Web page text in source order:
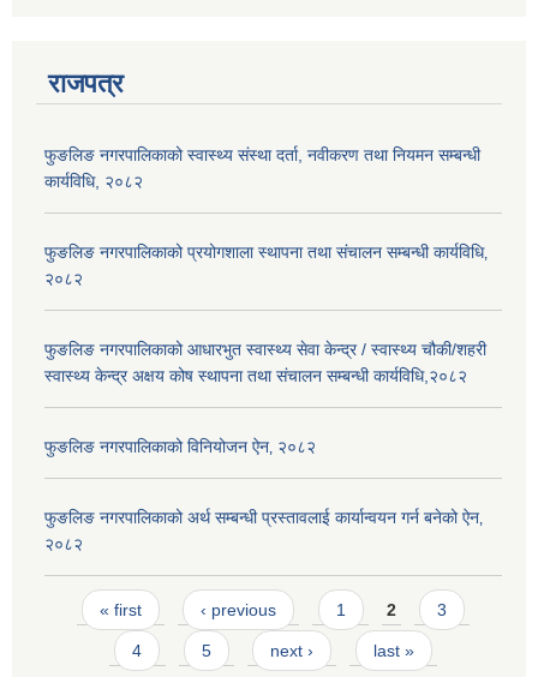
राजपत्र
फुङलिङ नगरपालिकाको स्वास्थ्य संस्था दर्ता, नवीकरण तथा नियमन सम्बन्धी
कार्यविधि, २०८२
फुङलिङ नगरपालिकाको प्रयोगशाला स्थापना तथा संचालन सम्बन्धी कार्यविधि‚
२०८२
फुङलिङ नगरपालिकाको आधारभुत स्वास्थ्य सेवा केन्द्र / स्वास्थ्य चौकी/शहरी
स्वास्थ्य केन्द्र अक्षय कोष स्थापना तथा संचालन सम्बन्धी कार्यविधि,२०८२
फुङलिङ नगरपालिकाको विनियोजन ऐन‚ २०८२
फुङलिङ नगरपालिकाको अर्थ सम्बन्धी प्रस्तावलाई कार्यान्वयन गर्न बनेको ऐन‚
२०८२
Pages
« first ‹ previous 1 2 3
4 5 next › last »